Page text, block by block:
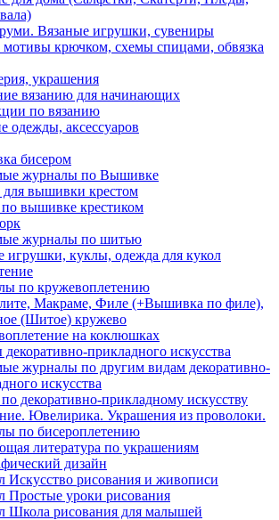
Вязаные игрушки, сувениры
крючком, схемы спицами, обвязка
украшения
вязанию для начинающих
по вязанию
одежды, аксессуаров
бисером
журналы по Вышивке
вышивки крестом
вышивке крестиком
журналы по шитью
игрушки, куклы, одежда для кукол
по кружевоплетению
Макраме, Филе (+Вышивка по филе),
(Шитое) кружево
на коклюшках
прикладного искусства
журналы по другим видам декоративно-
искусства
декоративно-прикладному искусству
Ювелирика. Украшения из проволоки.
по бисероплетению
литература по украшениям
дизайн
Искусство рисования и живописи
Простые уроки рисования
Школа рисования для малышей